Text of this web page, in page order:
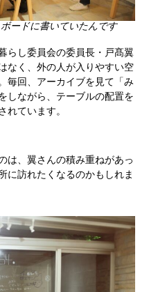
ードに書いていたんです
らし委員会の委員長・戸髙翼
なく、外の人が入りやすい空
毎回、アーカイブを見て「み
しながら、テーブルの配置を
れています。
は、翼さんの積み重ねがあっ
に訪れたくなるのかもしれま